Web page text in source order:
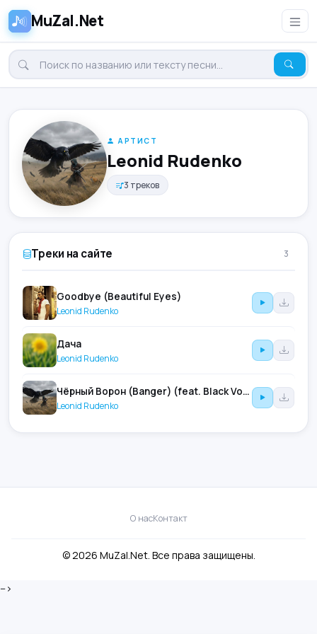
MuZal.Net
АРТИСТ
Leonid Rudenko
3 треков
Треки на сайте 3
Goodbye (Beautiful Eyes)
Leonid Rudenko
Дача
Leonid Rudenko
Чёрный Ворон (Banger) (feat. Black Voron)
Leonid Rudenko
О насКонтакт
© 2026 MuZal.Net. Все права защищены.
-->